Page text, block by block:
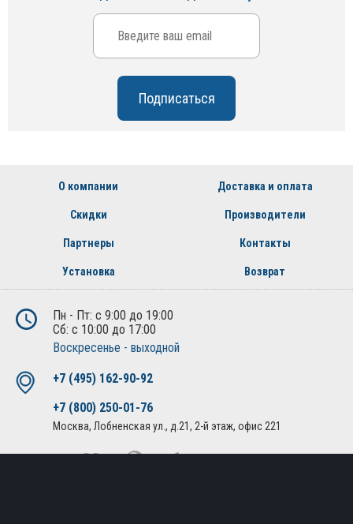
О компании Доставка и оплата
Скидки Производители
Партнеры Контакты
Установка Возврат
Пн - Пт: с 9:00 до 19:00
Сб: с 10:00 до 17:00
Воскресенье - выходной
+7 (495) 162-90-92
+7 (800) 250-01-76
Москва, Лобненская ул., д.21, 2-й этаж, офис 221